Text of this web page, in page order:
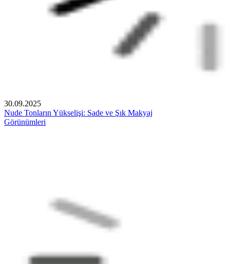
30.09.2025
Nude Tonların Yükselişi: Sade ve Şık Makyaj
Görünümleri